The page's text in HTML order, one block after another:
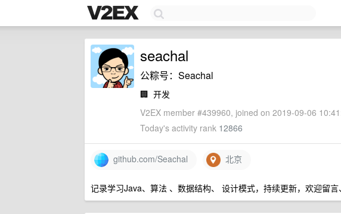
seachal
公粽号：Seachal
🏢 开发
V2EX member #439960, joined on 2019-09-06
Today's activity rank 12866
github.com/Seachal 北京
记录学习Java、算法 、数据结构、 设计模式，持续更新，欢迎留言